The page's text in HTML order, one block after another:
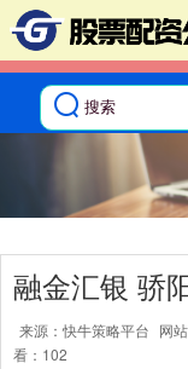
融金汇银 骄
来源：快牛策略平台 网
看：102